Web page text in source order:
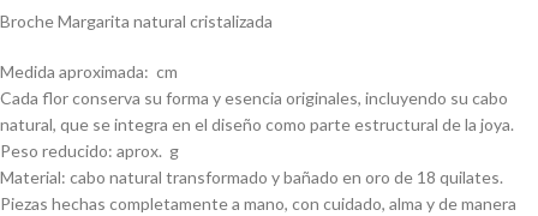
Broche Margarita natural cristalizada
Medida aproximada: cm
Cada flor conserva su forma y esencia originales, incluyendo su cabo
natural, que se integra en el diseño como parte estructural de la joya.
Peso reducido: aprox. g
Material: cabo natural transformado y bañado en oro de 18 quilates.
Piezas hechas completamente a mano, con cuidado, alma y de manera